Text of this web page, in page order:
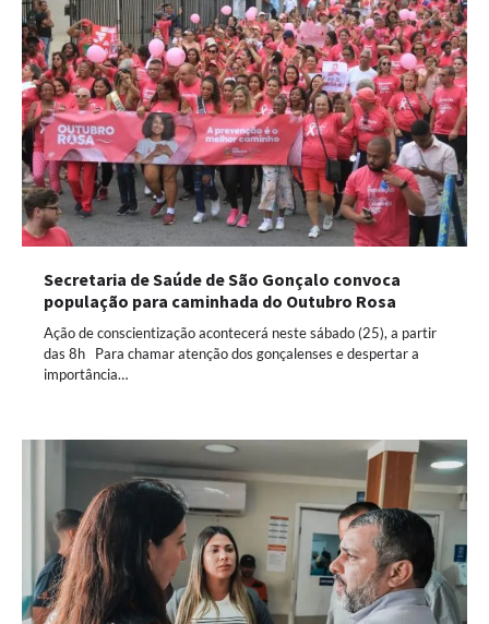
Secretaria de Saúde de São Gonçalo convoca
população para caminhada do Outubro Rosa
Ação de conscientização acontecerá neste sábado (25), a partir
das 8h Para chamar atenção dos gonçalenses e despertar a
importância…